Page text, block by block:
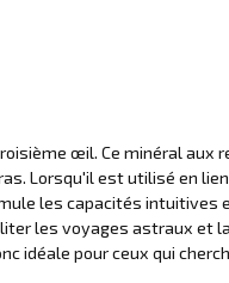
œil. Ce minéral aux
Lorsqu'il est utilisé en lien
les capacités intuitives
les voyages astraux et
idéale pour ceux qui